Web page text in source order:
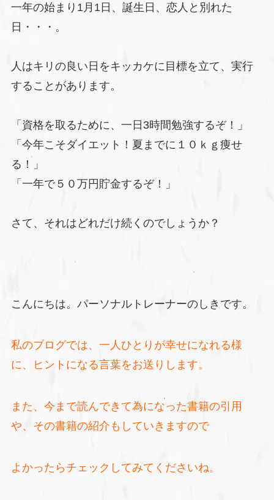
一年の始まり1月1日、誕生日、恋人と別れた
日・・・。
人はキリの良い日をキッカケに目標を立て、実行
することがあります。
「資格を取るために、一日3時間勉強するぞ！」
「今年こそダイエット！夏までに１０ｋｇ痩せ
る！」
「一年で５０万円貯金するぞ！」
さて、それはどれだけ続くのでしょうか？
こんにちは。パーソナルトレーナーのしきです。
私のブログでは、一人ひとりが幸せになれる様
に、ヒントになる言葉をお送りします。
また、今まで読んできて為になった書籍の引用
や、その書籍の紹介もしていきますので
よかったらチェックしてみてくださいね。